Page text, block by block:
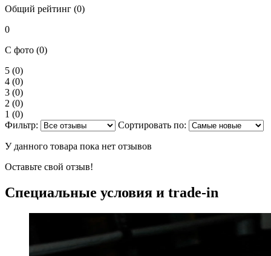
Общий рейтинг (0)
0
С фото (0)
5 (0)
4 (0)
3 (0)
2 (0)
1 (0)
Фильтр:
Сортировать по:
У данного товара пока нет отзывов
Оставьте свой отзыв!
Специальные условия и trade-in